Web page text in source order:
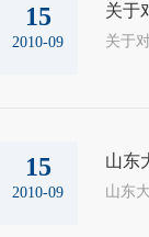
15
2010-09
关于
15
2010-09
山东
山东